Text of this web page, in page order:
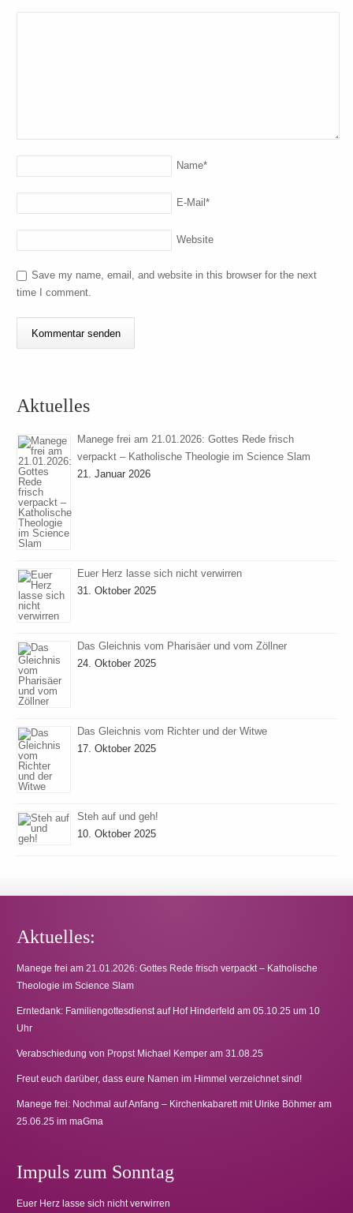
Name*
E-Mail*
Website
Save my name, email, and website in this browser for the next
time I comment.
Aktuelles
Manege frei am 21.01.2026: Gottes Rede frisch
verpackt – Katholische Theologie im Science Slam
21. Januar 2026
Euer Herz lasse sich nicht verwirren
31. Oktober 2025
Das Gleichnis vom Pharisäer und vom Zöllner
24. Oktober 2025
Das Gleichnis vom Richter und der Witwe
17. Oktober 2025
Steh auf und geh!
10. Oktober 2025
Aktuelles:
Manege frei am 21.01.2026: Gottes Rede frisch verpackt – Katholische
Theologie im Science Slam
Erntedank: Familiengottesdienst auf Hof Hinderfeld am 05.10.25 um 10
Uhr
Verabschiedung von Propst Michael Kemper am 31.08.25
Freut euch darüber, dass eure Namen im Himmel verzeichnet sind!
Manege frei: Nochmal auf Anfang – Kirchenkabarett mit Ulrike Böhmer am
25.06.25 im maGma
Impuls zum Sonntag
Euer Herz lasse sich nicht verwirren